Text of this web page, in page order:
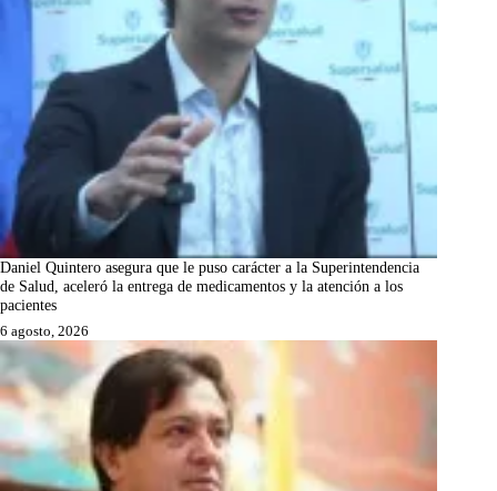
Daniel Quintero asegura que le puso carácter a la Superintendencia
de Salud, aceleró la entrega de medicamentos y la atención a los
pacientes
6 agosto, 2026